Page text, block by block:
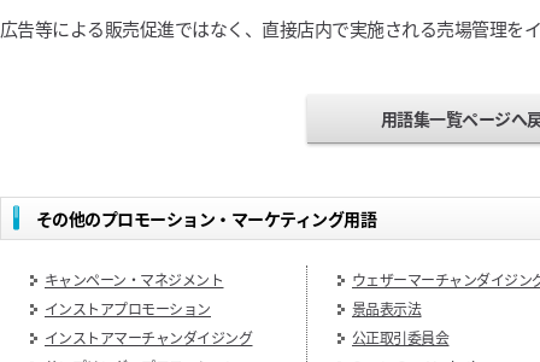
広告等による販売促進ではなく、直接店内で実施される売場管理を
用語集一覧ページへ
その他のプロモーション・マーケティング用語
キャンペーン・マネジメント
インストアプロモーション
インストアマーチャンダイジング
ウェザーマーチャンダイジン
景品表示法
公正取引委員会